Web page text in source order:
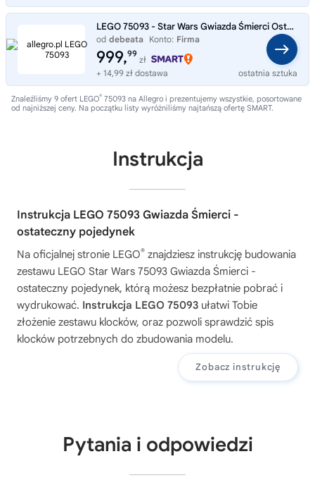
LEGO 75093 - Star Wars Gwiazda Śmierci Ostateczny
od debeata Konto: Firma
999,99
zł
+ 14,99 zł dostawa
ostatnia sztuka
Znaleźliśmy 9 ofert LEGO® 75093 na Allegro i prezentujemy wszystkie, posortowane
od najniższej ceny. Na początku listy wyróżniliśmy najtańszą ofertę SMART.
Instrukcja
Instrukcja LEGO 75093 Gwiazda Śmierci -
ostateczny pojedynek
Na oficjalnej stronie LEGO® znajdziesz instrukcję budowania
zestawu LEGO Star Wars 75093 Gwiazda Śmierci -
ostateczny pojedynek, którą możesz bezpłatnie pobrać i
wydrukować. Instrukcja LEGO 75093 ułatwi Tobie
złożenie zestawu klocków, oraz pozwoli sprawdzić spis
klocków potrzebnych do zbudowania modelu.
Zobacz instrukcję
Pytania i odpowiedzi